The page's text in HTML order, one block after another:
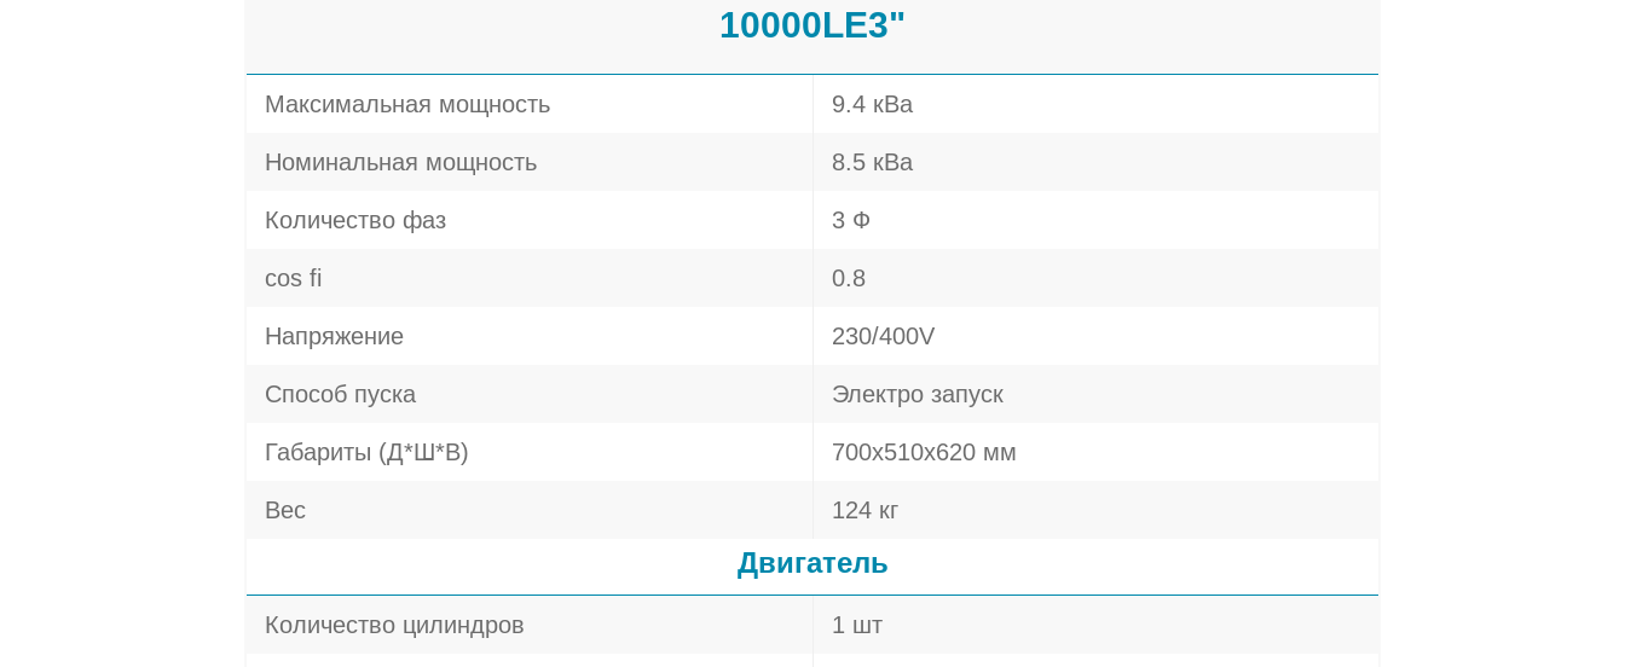
10000LE3"
Максимальная мощность 9.4 кВа
Номинальная мощность 8.5 кВа
Количество фаз 3 Ф
cos fi 0.8
Напряжение 230/400V
Способ пуска Электро запуск
Габариты (Д*Ш*В) 700x510x620 мм
Вес 124 кг
Двигатель
Количество цилиндров 1 шт